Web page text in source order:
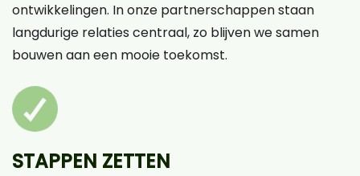
ontwikkelingen. In onze partnerschappen staan
langdurige relaties centraal, zo blijven we samen
bouwen aan een mooie toekomst.
STAPPEN ZETTEN